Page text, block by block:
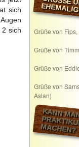
sich
sich
GRÜSSE UNSERER
Grüße von Fips,
Grüße von
Grüße von
Grüße von
Aslan)
KANN
PRAKTIKUM BEI UNS MACHEN?